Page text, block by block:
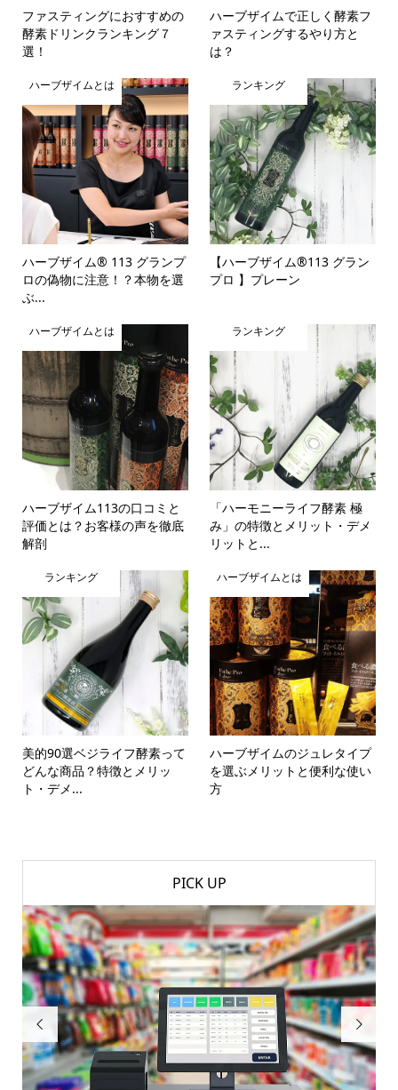
ファスティングにおすすめの
酵素ドリンクランキング７
選！
ハーブザイムで正しく酵素フ
ァスティングするやり方と
は？
ハーブザイムとは
ハーブザイム® 113 グランプ
ロの偽物に注意！？本物を選
ぶ...
ランキング
【ハーブザイム®113 グラン
プロ 】プレーン
ハーブザイムとは
ハーブザイム113の口コミと
評価とは？お客様の声を徹底
解剖
ランキング
「ハーモニーライフ酵素 極
み」の特徴とメリット・デメ
リットと...
ランキング
美的90選ベジライフ酵素って
どんな商品？特徴とメリッ
ト・デメ...
ハーブザイムとは
ハーブザイムのジュレタイプ
を選ぶメリットと便利な使い
方
PICK UP
 